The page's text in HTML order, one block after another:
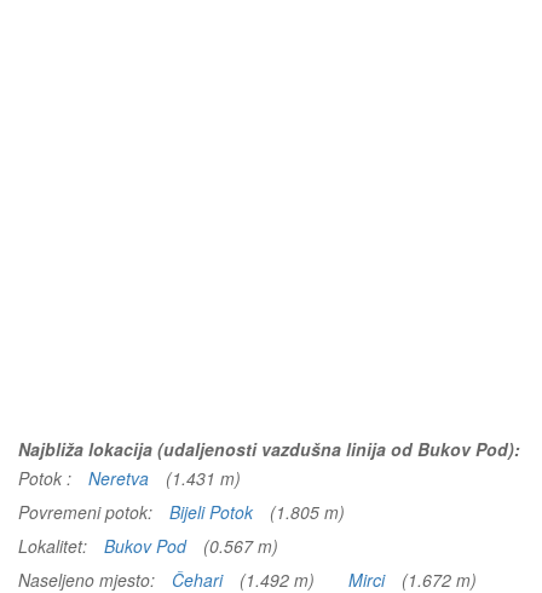
Najbliža lokacija (udaljenosti vazdušna linija od Bukov Pod):
Potok :
Neretva
(1.431 m)
Povremeni potok:
Bijeli Potok
(1.805 m)
Lokalitet:
Bukov Pod
(0.567 m)
Naseljeno mjesto:
Čehari (1.492 m) Mirci
(1.672 m)